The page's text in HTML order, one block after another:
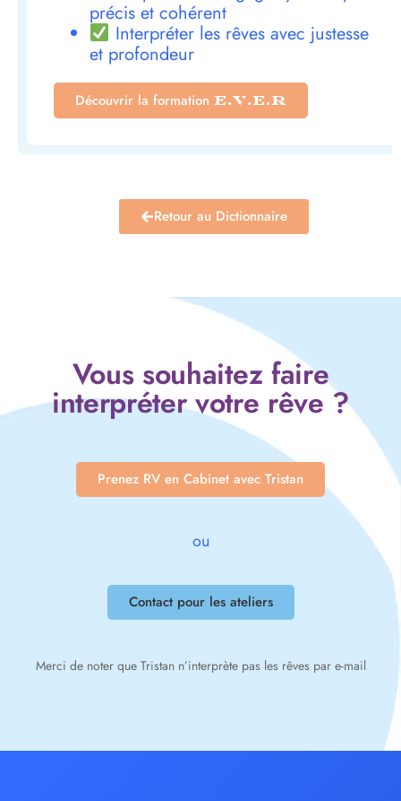
précis et cohérent
Interpréter les rêves avec justesse
et profondeur
Découvrir la formation E.V.E.R
Retour au Dictionnaire
Vous souhaitez faire
interpréter votre rêve ?
Prenez RV en Cabinet avec Tristan
ou
Contact pour les ateliers
Merci de noter que Tristan n’interprète pas les rêves par e-mail